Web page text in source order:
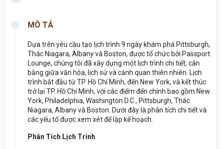
MÔ TẢ
Dựa trên yêu cầu tạo lịch trình 9 ngày khám phá Pittsburgh,
Thác Niagara, Albany và Boston, được tổ chức bởi Passport
Lounge, chúng tôi đã xây dựng một lịch trình chi tiết, cân
bằng giữa văn hóa, lịch sử và cảnh quan thiên nhiên. Lịch
trình bắt đầu từ TP. Hồ Chí Minh, đến New York, và kết thúc
trở lại TP. Hồ Chí Minh, với các điểm đến chính bao gồm New
York, Philadelphia, Washington D.C., Pittsburgh, Thác
Niagara, Albany và Boston. Dưới đây là phân tích chi tiết và
các yếu tố được xem xét để lập kế hoạch.
Phân Tích Lịch Trình